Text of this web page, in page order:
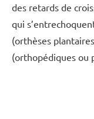
des retards de
qui
(orthèses
(orthopédiques ou